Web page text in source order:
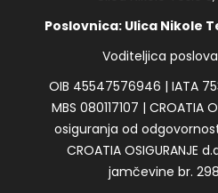
Poslovnica: Ulica Nikole
Voditeljica
OIB 45547576946 | IATA
MBS 080117107 | CROATIA
osiguranja od
CROATIA OSIGURANJE
jamčevine br.